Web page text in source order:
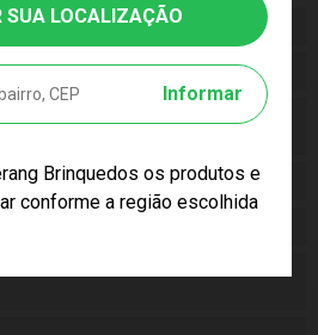
SUA LOCALIZAÇÃO
Informar
Brinquedos os produtos e
conforme a região escolhida